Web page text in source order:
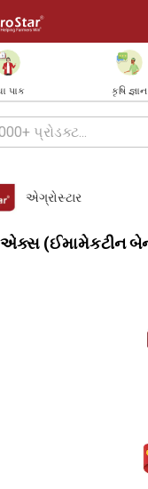
પાક કૃષિ જ્ઞાન
એગ્રોસ્ટાર
(ઈમામેકટીન